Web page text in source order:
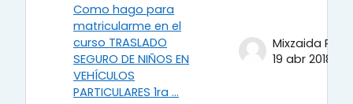
Como hago para
matricularme en el
curso TRASLADO
SEGURO DE NIÑOS EN
VEHÍCULOS
PARTICULARES 1ra ...
Mixzaida Peña
19 abr 2018